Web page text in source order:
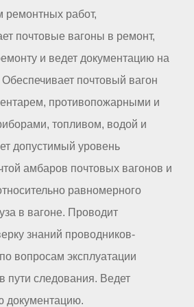
ремонтных работ,
почтовые вагоны в ремонт,
и ведет документацию на
почтовый вагон
противопожарными и
топливом, водой и
допустимый уровень
амбаров почтовых вагонов и
равномерного
в вагоне. Проводит
знаний проводников-
вопросам эксплуатации
пути следования. Ведет
документацию.